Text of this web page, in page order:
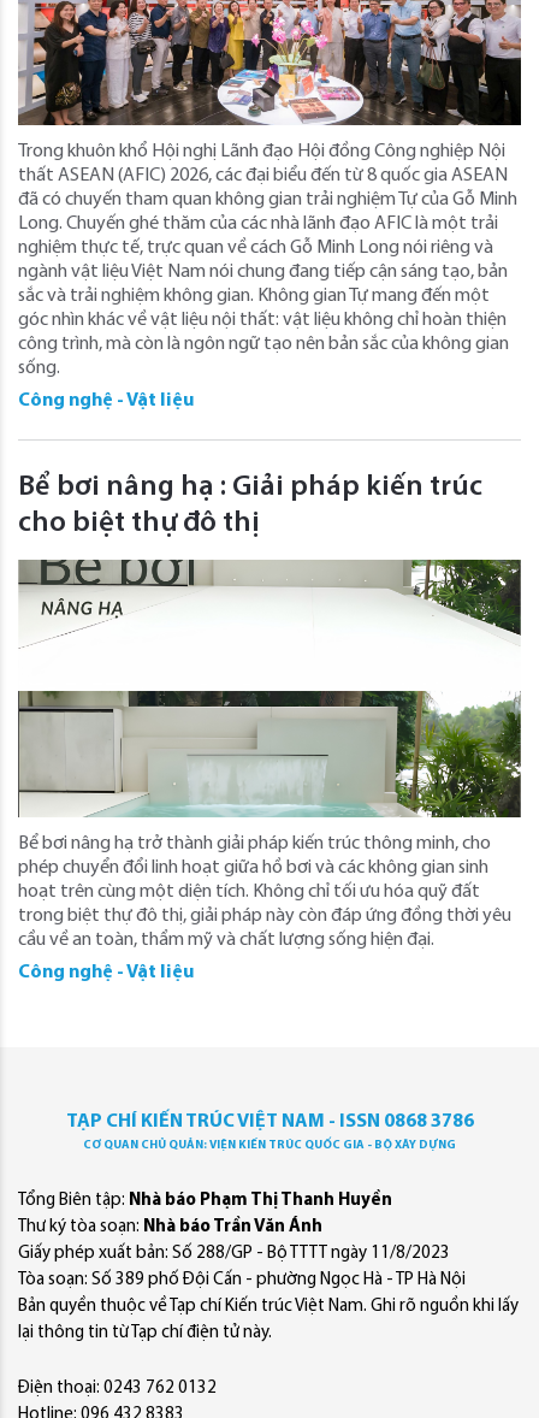
Trong khuôn khổ Hội nghị Lãnh đạo Hội đồng Công nghiệp Nội
thất ASEAN (AFIC) 2026, các đại biểu đến từ 8 quốc gia ASEAN
đã có chuyến tham quan không gian trải nghiệm Tự của Gỗ Minh
Long. Chuyến ghé thăm của các nhà lãnh đạo AFIC là một trải
nghiệm thực tế, trực quan về cách Gỗ Minh Long nói riêng và
ngành vật liệu Việt Nam nói chung đang tiếp cận sáng tạo, bản
sắc và trải nghiệm không gian. Không gian Tự mang đến một
góc nhìn khác về vật liệu nội thất: vật liệu không chỉ hoàn thiện
công trình, mà còn là ngôn ngữ tạo nên bản sắc của không gian
sống.
Công nghệ - Vật liệu
Bể bơi nâng hạ : Giải pháp kiến trúc
cho biệt thự đô thị
Bể bơi nâng hạ trở thành giải pháp kiến trúc thông minh, cho
phép chuyển đổi linh hoạt giữa hồ bơi và các không gian sinh
hoạt trên cùng một diện tích. Không chỉ tối ưu hóa quỹ đất
trong biệt thự đô thị, giải pháp này còn đáp ứng đồng thời yêu
cầu về an toàn, thẩm mỹ và chất lượng sống hiện đại.
Công nghệ - Vật liệu
TẠP CHÍ KIẾN TRÚC VIỆT NAM - ISSN 0868 3786
CƠ QUAN CHỦ QUẢN: VIỆN KIẾN TRÚC QUỐC GIA - BỘ XÂY DỰNG
Tổng Biên tập: Nhà báo Phạm Thị Thanh Huyền
Thư ký tòa soạn: Nhà báo Trần Văn Ánh
Giấy phép xuất bản: Số 288/GP - Bộ TTTT ngày 11/8/2023
Tòa soạn: Số 389 phố Đội Cấn - phường Ngọc Hà - TP Hà Nội
Bản quyền thuộc về Tạp chí Kiến trúc Việt Nam. Ghi rõ nguồn khi lấy
lại thông tin từ Tạp chí điện tử này.
Điện thoại: 0243 762 0132